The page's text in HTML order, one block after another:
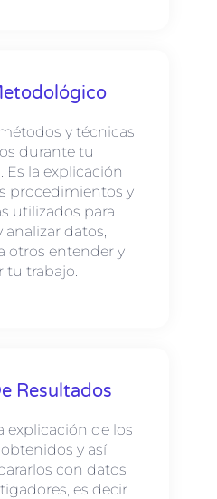
y técnicas
durante tu
Es la explicación
procedimientos y
utilizados para
analizar datos,
otros entender y
tu trabajo.
Resultados
explicación de los
y así
con datos
es decir